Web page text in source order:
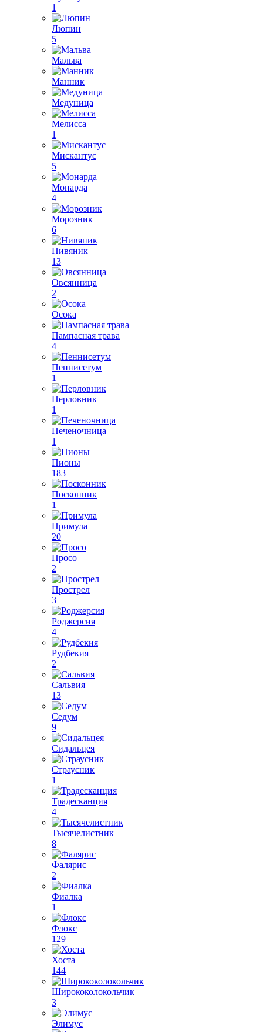
1
Люпин
5
Мальва
Манник
Медуница
Мелисса
1
Мискантус
5
Монарда
4
Морозник
6
Нивяник
13
Овсянница
2
Осока
Пампасная трава
4
Пеннисетум
1
Перловник
1
Печеночница
1
Пионы
183
Посконник
1
Примула
20
Просо
2
Прострел
3
Роджерсия
4
Рудбекия
2
Сальвия
13
Седум
9
Сидальцея
Страусник
1
Традесканция
4
Тысячелистник
8
Фалярис
2
Фиалка
1
Флокс
129
Хоста
144
Ширококолокольчик
3
Элимус